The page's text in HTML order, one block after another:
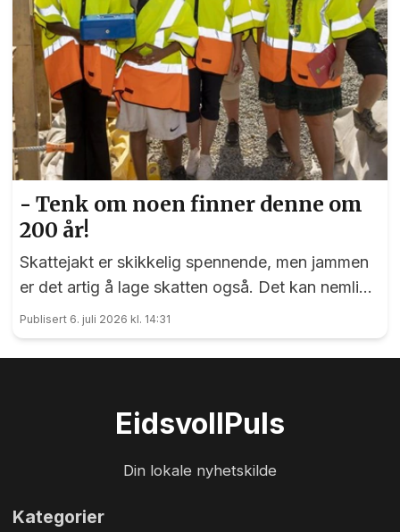
- Tenk om noen finner denne om
200 år!
Skattejakt er skikkelig spennende, men jammen
er det artig å lage skatten også. Det kan nemlig
elevene ved Vilberg barneskole skrive under på.
Denne saken ble publisert for første gang 15. juni
2023
Publisert 6. juli 2026 kl. 14:31
EidsvollPuls
Din lokale nyhetskilde
Kategorier